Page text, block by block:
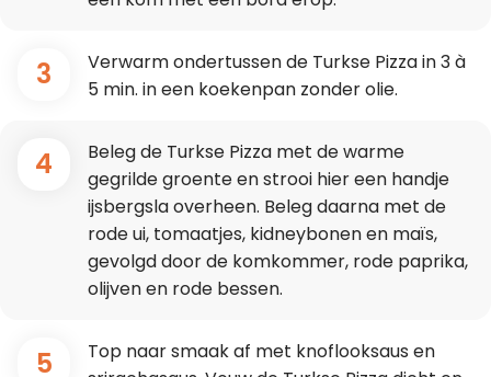
3
Verwarm ondertussen de Turkse Pizza in 3 à
5 min. in een koekenpan zonder olie.
4
Beleg de Turkse Pizza met de warme
gegrilde groente en strooi hier een handje
ijsbergsla overheen. Beleg daarna met de
rode ui, tomaatjes, kidneybonen en maïs,
gevolgd door de komkommer, rode paprika,
olijven en rode bessen.
5
Top naar smaak af met knoflooksaus en